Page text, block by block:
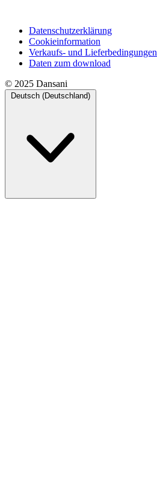
Datenschutzerklärung
Cookieinformation
Verkaufs- und Lieferbedingungen
Daten zum download
© 2025 Dansani
Deutsch (Deutschland)